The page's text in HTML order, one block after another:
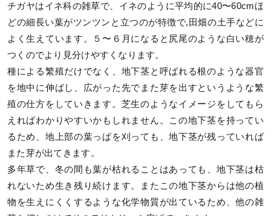
チガヤはイネ科の雑草で、イネのように平均的に40〜60cmほ
どの細長い葉がツンツンと立つのが特徴で,田畑の土手などに
よく生えています。５〜６月になると尻尾のような白い穂が
つくのでより見分けやすくなります。
種による繁殖だけでなく、地下茎と呼ばれる根のような器官
を地中に伸ばし、広がった先でまた芽を出すというような繁
殖の仕方をしていきます。芝生のようなイメージをしてもら
えればわかりやすいかもしれません。この地下茎を持ってい
るため、地上部の葉っぱを刈っても、地下茎が残っていれば
また芽が出てきます。
多年草で、冬の間も葉が枯れることはあっても、地下茎は枯
れないため生き残り続けます。またこの地下茎からは他の植
物を生えにくくするような化学物質が出ているため、他の雑